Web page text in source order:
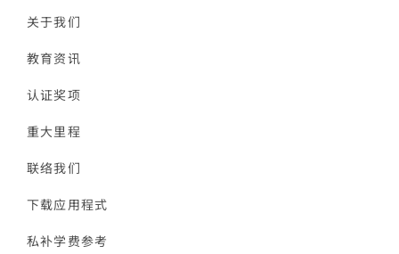
关于我们
教育资讯
认证奖项
重大里程
联络我们
下载应用程式
私补学费参考